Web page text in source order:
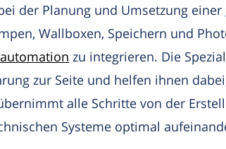
der Planung und Umsetzung
Wallboxen, Speichern und
zu integrieren. Die
zur Seite und helfen ihnen
alle Schritte von der
Systeme optimal